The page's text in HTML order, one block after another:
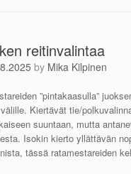
reitinvalintaa
by Mika Kilpinen
”pintakaasulla”
Kiertävät tie/
suuntaan, mutta
Isokin kierto yllättävän
tässä ratamestareiden